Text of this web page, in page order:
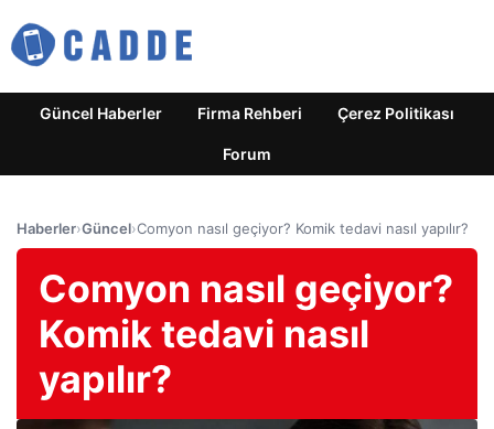
Güncel Haberler Firma Rehberi Çerez Politikası
Forum
Haberler›Güncel›Comyon nasıl geçiyor? Komik tedavi nasıl yapılır?
Comyon nasıl geçiyor?
Komik tedavi nasıl
yapılır?